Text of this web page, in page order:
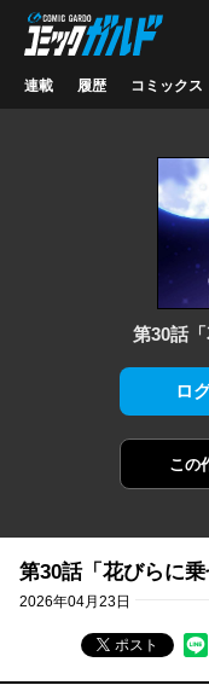
コミックガル
連載 履歴 コミックス
第30話
ロ
この
第30話「花びらに
2026年04月23日
ポスト